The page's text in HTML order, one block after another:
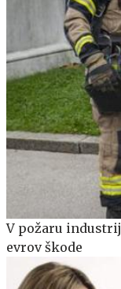
V požaru
evrov škode